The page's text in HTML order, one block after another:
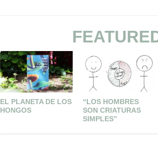
EL PLANETA DE LOS
HONGOS
“LOS HOMBRES
SON CRIATURAS
SIMPLES”